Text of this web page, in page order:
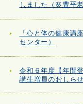
しました（🌸豊平
「心と体の健康
センター）
令和６年度【年間
講生増員のおしら